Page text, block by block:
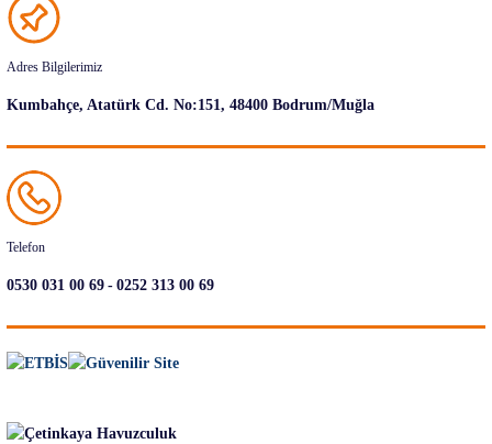
Adres Bilgilerimiz
Kumbahçe, Atatürk Cd. No:151, 48400 Bodrum/Muğla
Telefon
0530 031 00 69-0252 313 00 69